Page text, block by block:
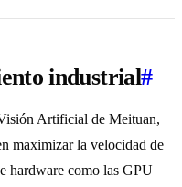
industrial#
Artificial de Meituan,
maximizar la velocidad de
hardware como las GPU